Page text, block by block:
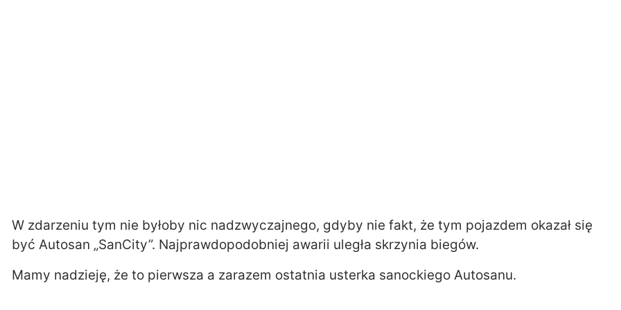
W zdarzeniu tym nie byłoby nic nadzwyczajnego, gdyby nie fakt, że tym pojazdem okazał się
być Autosan „SanCity”. Najprawdopodobniej awarii uległa skrzynia biegów.
Mamy nadzieję, że to pierwsza a zarazem ostatnia usterka sanockiego Autosanu.